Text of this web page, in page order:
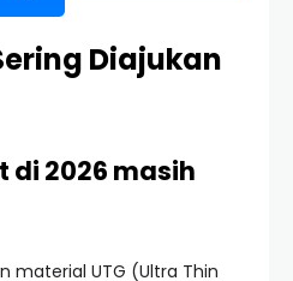
Diajukan
di 2026 masih
material UTG (Ultra Thin